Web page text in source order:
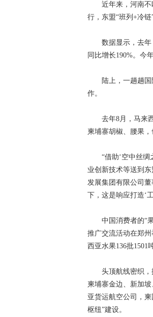
近年来，河南不断
行，东盟“班列+冷
数据显示，去年，
同比增长190%。今
陆上，一趟趟国际
作。
去年8月，马来西
柬埔寨胡椒、腰果
“借助‘空中丝绸之
业创新技术等送到
发展集团有限公司
下，这是响应打造‘
中国消费者的“果
推广交流活动在郑
西亚水果136批1501
头顶航线密织，搭
柬埔寨金边、新加
亚货运航空公司，
枢纽”建设。